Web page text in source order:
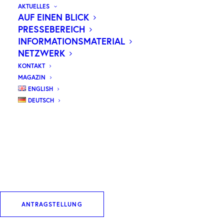
AKTUELLES
AUF EINEN BLICK
PRESSEBEREICH
INFORMATIONSMATERIAL
NETZWERK
KONTAKT
MAGAZIN
ENGLISH
DEUTSCH
ANTRAGSTELLUNG
Die Wilhelm Sander-Stiftung fördert die
medizinische Forschung mit dem klaren Fokus
auf die Vermeidung und Behandlung von
Krankheiten wie Krebs. Seit 1975 stellt sie
gezielt Mittel für innovative Forschungsprojekte
an Hochschulen, Kliniken und wissenschaftlichen
Einrichtungen in Deutschland und der Schweiz
Stiftung
zwec